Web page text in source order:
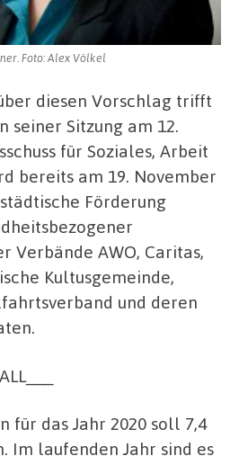
Foto: Alex Völkel
diesen Vorschlag trifft
seiner Sitzung am 12.
für Soziales, Arbeit
bereits am 19. November
Förderung
Verbände AWO, Caritas,
Kultusgemeinde,
und deren
für das Jahr 2020 soll 7,4
Im laufenden Jahr sind es